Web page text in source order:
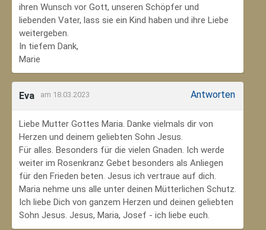
ihren Wunsch vor Gott, unseren Schöpfer und
liebenden Vater, lass sie ein Kind haben und ihre Liebe
weitergeben.
In tiefem Dank,
Marie
Eva am 18.03.2023 Antworten
Liebe Mutter Gottes Maria. Danke vielmals dir von
Herzen und deinem geliebten Sohn Jesus.
Für alles. Besonders für die vielen Gnaden. Ich werde
weiter im Rosenkranz Gebet besonders als Anliegen
für den Frieden beten. Jesus ich vertraue auf dich.
Maria nehme uns alle unter deinen Mütterlichen Schutz.
Ich liebe Dich von ganzem Herzen und deinen geliebten
Sohn Jesus. Jesus, Maria, Josef - ich liebe euch.